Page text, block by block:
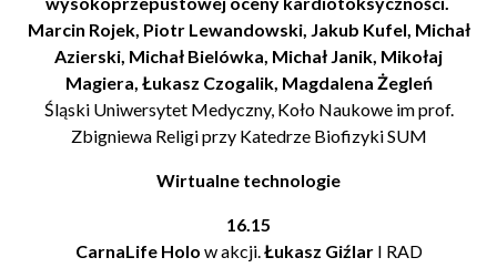
Marcin Rojek, Piotr Lewandowski, Jakub Kufel, Michał
Azierski, Michał Bielówka, Michał Janik, Mikołaj
Magiera, Łukasz Czogalik, Magdalena Żegleń
Śląski Uniwersytet Medyczny, Koło Naukowe im prof.
Zbigniewa Religi przy Katedrze Biofizyki SUM
Wirtualne technologie
16.15
CarnaLife Holo w akcji.Łukasz GiźlarI RAD